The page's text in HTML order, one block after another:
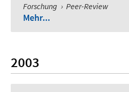
Forschung › Peer-Review
Mehr...
2003